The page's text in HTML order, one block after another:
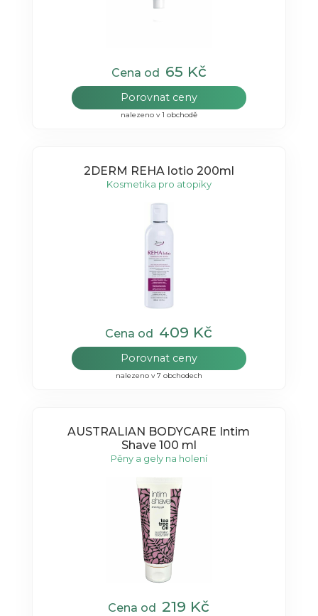
Cena od 65 Kč
Porovnat ceny
nalezeno v 1 obchodě
2DERM REHA lotio 200ml
Kosmetika pro atopiky
Cena od 409 Kč
Porovnat ceny
nalezeno v 7 obchodech
AUSTRALIAN BODYCARE Intim
Shave 100 ml
Pěny a gely na holení
Cena od219 Kč